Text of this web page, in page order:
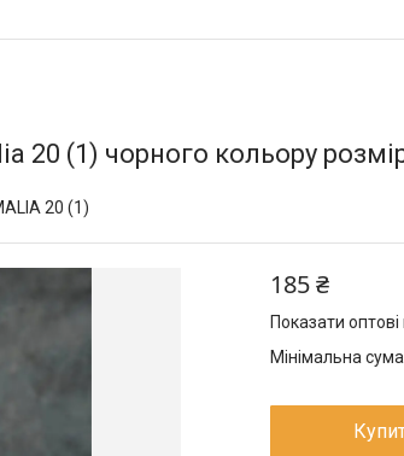
20 (1) чорного кольору
20 (1)
185 ₴
Показати оптові
Мінімальна